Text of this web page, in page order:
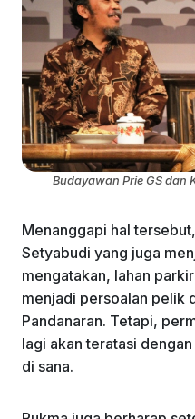
Budayawan Prie GS dan
Menanggapi hal
Setyabudi yang juga
mengatakan, lahan
menjadi persoalan pelik
Pandanaran. Tetapi,
lagi akan teratasi
di sana.